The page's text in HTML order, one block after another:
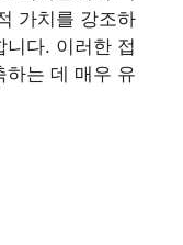
가치를 강조하
니다. 이러한 접
하는 데 매우 유